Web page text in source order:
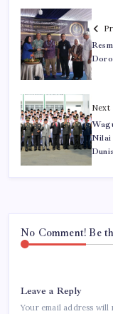
Next
Nilai
No Comment! Be
Leave a Reply
Your email address will